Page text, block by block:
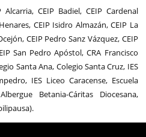
CEIP Badiel, CEIP Cardenal
CEIP Isidro Almazán, CEIP La
CEIP Pedro Sanz Vázquez, CEIP
San Pedro Apóstol, CRA Francisco
Santa Ana, Colegio Santa Cruz, IES
IES Liceo Caracense, Escuela
Betania-Cáritas Diocesana,